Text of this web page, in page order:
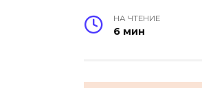
НА ЧТЕНИЕ
6 мин